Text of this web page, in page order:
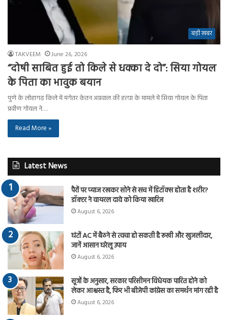
बड़ी खबर
TAKVEEM June 26, 2026
“दोषी साबित हुई तो किले से धक्का दे दो”: सिया गोयल
के पिता का भावुक बयान
पुणे के लोहागढ़ किले में मंगेतर केतन अग्रवाल की हत्या के मामले में सिया गोयल के पिता
प्रवीण गोयल ने…
Read More »
Latest News
पैरों पर प्याज रखकर सोने से सच में डिटॉक्स होता है शरीर?
डॉक्टर ने वायरल दावे को किया खारिज
August 6, 2026
घंटों AC में बैठने से त्वचा हो सकती है रूखी और खुजलीदार,
जानें आसान घरेलू उपाय
August 6, 2026
सूत्रों के अनुसार, सरकार परिसीमन विधेयक पारित होने को
लेकर आश्वस्त है, फिर भी बीजेपी कांग्रेस का समर्थन मांग रही है
August 6, 2026